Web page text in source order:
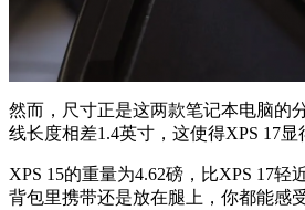
然而，尺寸正是这两款笔记本电脑的
线长度相差1.4英寸，这使得XPS 17显
XPS 15的重量为4.62磅，比XPS 17轻
背包里携带还是放在腿上，你都能感